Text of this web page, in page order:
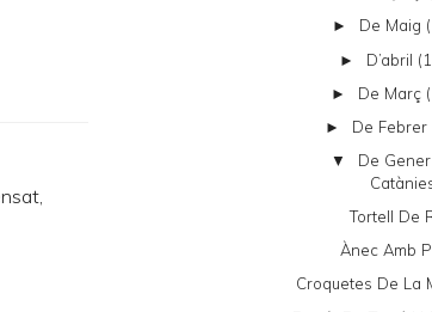
► De Maig
► D’abril
► De Març
► De Febrer
▼ De Gener
Tortell De
Ànec Amb
Croquetes De La